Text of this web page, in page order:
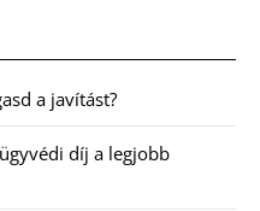
a javítást?
díj a legjobb